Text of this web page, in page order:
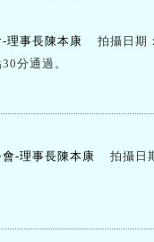
理事長陳本康 拍攝日期：
分通過。
-理事長陳本康 拍攝日